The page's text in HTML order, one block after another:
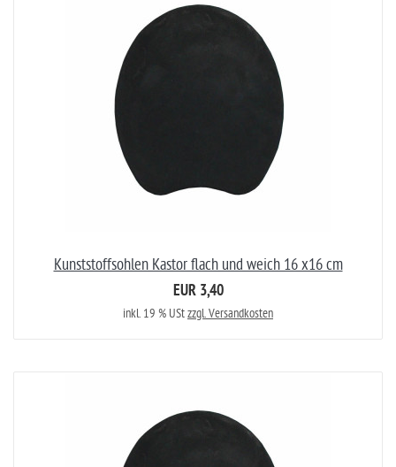
Kunststoffsohlen Kastor flach und weich 16 x16 cm
EUR 3,40
inkl. 19 % UStzzgl. Versandkosten